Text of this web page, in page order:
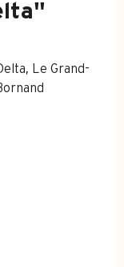
Le Grand-